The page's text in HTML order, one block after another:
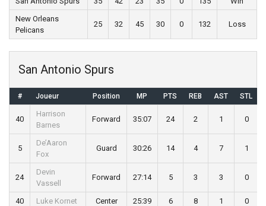
New Orleans
Pelicans
25 32 45 30 0 132 Loss
San Antonio Spurs
# Joueur Position MP PTS REB AST STL
40
Harrison
Barnes
Forward 35:07 24 2 1 0
5
De’Aaron
Fox
Guard 30:26 14 4 7 1
24
Devin
Vassell
Forward 27:14 5 3 3 0
40 Luke Kornet Center 25:39 6 8 1
0